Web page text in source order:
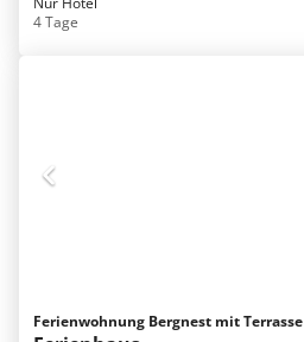
4 Tage
Ferienwohnung Bergnest mit Terrasse